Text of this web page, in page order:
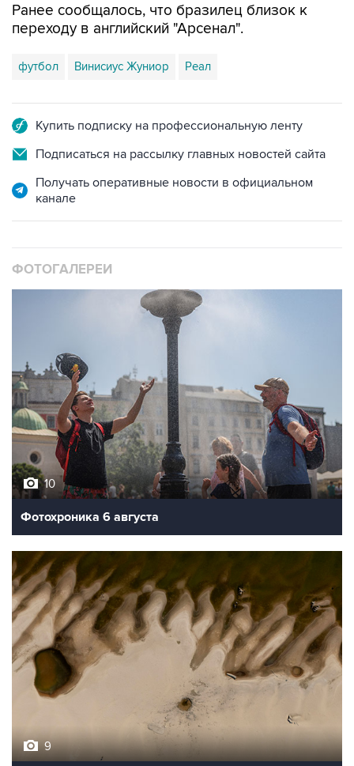
Ранее сообщалось, что бразилец близок к
переходу в английский "Арсенал".
футбол Винисиус Жуниор Реал
Купить подписку на профессиональную ленту
Подписаться на рассылку главных новостей сайта
Получать оперативные новости в официальном
канале
ФОТОГАЛЕРЕИ
10
Фотохроника 6 августа
9